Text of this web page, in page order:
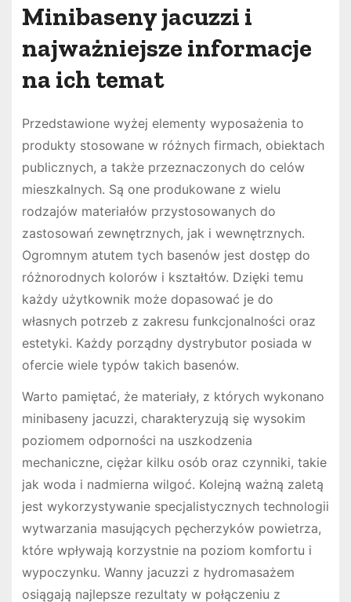
Minibaseny jacuzzi i
najważniejsze informacje
na ich temat
Przedstawione wyżej elementy wyposażenia to
produkty stosowane w różnych firmach, obiektach
publicznych, a także przeznaczonych do celów
mieszkalnych. Są one produkowane z wielu
rodzajów materiałów przystosowanych do
zastosowań zewnętrznych, jak i wewnętrznych.
Ogromnym atutem tych basenów jest dostęp do
różnorodnych kolorów i kształtów. Dzięki temu
każdy użytkownik może dopasować je do
własnych potrzeb z zakresu funkcjonalności oraz
estetyki. Każdy porządny dystrybutor posiada w
ofercie wiele typów takich basenów.
Warto pamiętać, że materiały, z których wykonano
minibaseny jacuzzi, charakteryzują się wysokim
poziomem odporności na uszkodzenia
mechaniczne, ciężar kilku osób oraz czynniki, takie
jak woda i nadmierna wilgoć. Kolejną ważną zaletą
jest wykorzystywanie specjalistycznych technologii
wytwarzania masujących pęcherzyków powietrza,
które wpływają korzystnie na poziom komfortu i
wypoczynku. Wanny jacuzzi z hydromasażem
osiągają najlepsze rezultaty w połączeniu z